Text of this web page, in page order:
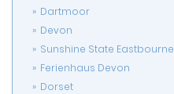
Dartmoor
Devon
Sunshine State Eastbourne
Ferienhaus Devon
Dorset